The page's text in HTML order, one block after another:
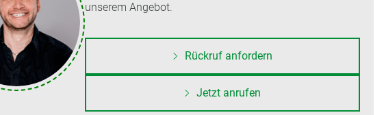
unserem Angebot.
Rückruf anfordern
Jetzt anrufen